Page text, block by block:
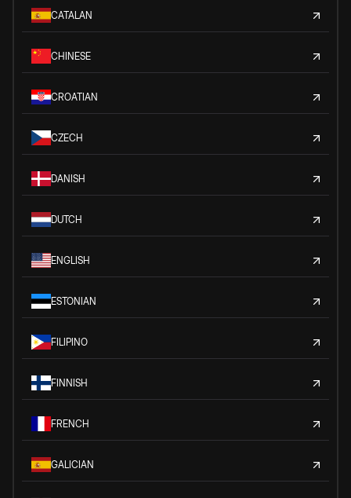
CATALAN
CHINESE
CROATIAN
CZECH
DANISH
DUTCH
ENGLISH
ESTONIAN
FILIPINO
FINNISH
FRENCH
GALICIAN